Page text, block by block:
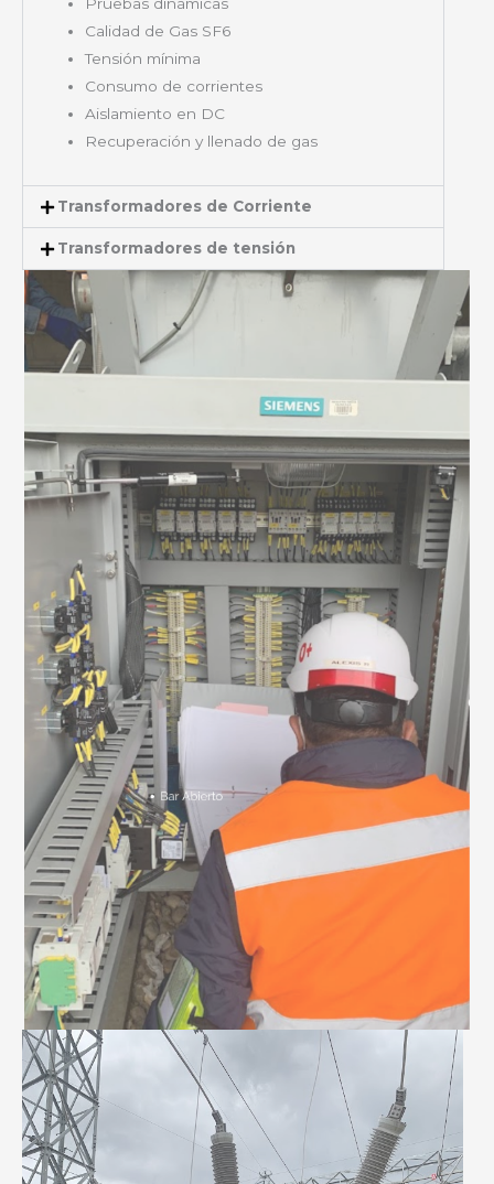
Calidad de Gas SF6
Tensión mínima
Consumo de corrientes
Aislamiento en DC
Recuperación y llenado de gas
Transformadores de Corriente
Transformadores de tensión